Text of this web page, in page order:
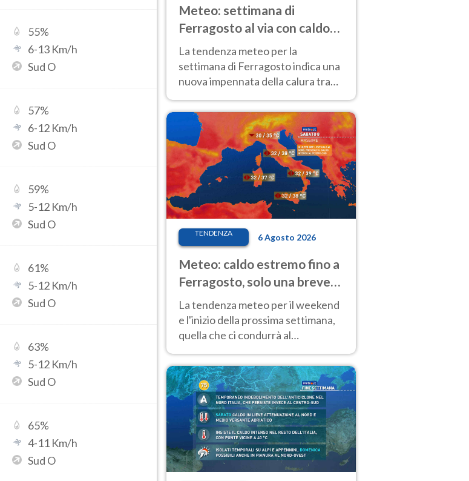
55%
6-13 Km/h
Sud O
57%
6-12 Km/h
Sud O
59%
5-12 Km/h
Sud O
61%
5-12 Km/h
Sud O
63%
5-12 Km/h
Sud O
65%
4-11 Km/h
Sud O
Meteo: settimana di
Ferragosto al via con caldo
intenso e qualche temporale
La tendenza meteo per la
settimana di Ferragosto indica una
nuova impennata della calura tra
anche al Nord.
TENDENZA 6 Agosto 2026
Meteo: caldo estremo fino a
Ferragosto, solo una breve
pausa. Ecco dove
La tendenza meteo per il weekend
e l'inizio della prossima settimana,
quella che ci condurrà al
temperature molto elevate